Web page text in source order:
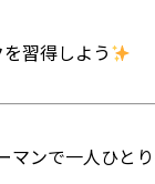
習得しよう
マンで一人ひと